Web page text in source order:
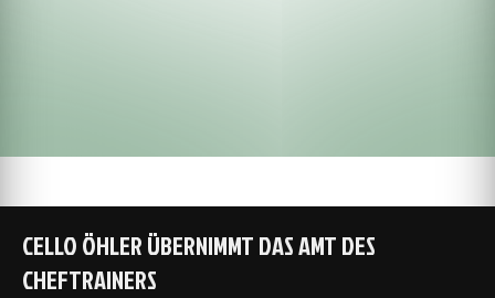
CELLO ÖHLER ÜBERNIMMT DAS AMT DES
CHEFTRAINERS